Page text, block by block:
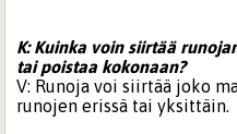
K: Kuinka voin siirtää
tai poistaa kokonaan?
V: Runoja voi siirtää joko
runojen erissä tai yksittäin.